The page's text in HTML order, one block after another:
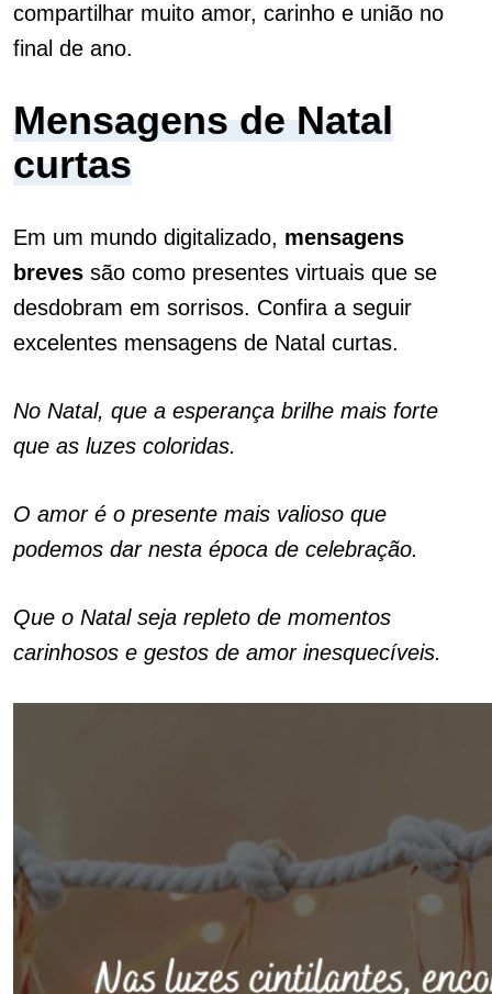
compartilhar muito amor, carinho e união no
final de ano.
Mensagens de Natal
curtas
Em um mundo digitalizado, mensagens
breves são como presentes virtuais que se
desdobram em sorrisos. Confira a seguir
excelentes mensagens de Natal curtas.
No Natal, que a esperança brilhe mais forte
que as luzes coloridas.
O amor é o presente mais valioso que
podemos dar nesta época de celebração.
Que o Natal seja repleto de momentos
carinhosos e gestos de amor inesquecíveis.